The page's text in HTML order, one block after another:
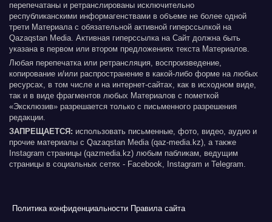
перепечатаны и ретранслированы исключительно
республиканскими информагенствами в объеме не более одной
трети Материала с обязательной активной гиперссылкой на
Qazaqstan Media. Активная гиперссылка на Сайт должна быть
указана в первом или втором предложениях текста Материалов.
Любая перепечатка или ретрансляция, воспроизведение,
копирование и/или распространение в какой-либо форме на любых
ресурсах, в том числе и на интернет-сайтах, как в исходном виде,
так и в виде фрагментов любых Материалов с пометкой
«Эксклюзив» разрешается только с письменного разрешения
редакции.
ЗАПРЕЩАЕТСЯ: использовать письменные, фото, видео, аудио и
прочие материалы с Qazaqstan Media (qaz-media.kz), а также
Instagram страницы (qazmedia.kz) любым пабликам, ведущим
страницы в социальных сетях - Facebook, Instagram и Telegram.
Политика конфиденциальности Правила сайта